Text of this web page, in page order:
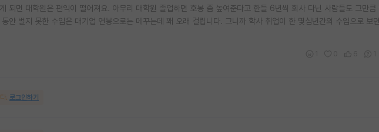
되면 대학원은 편익이 떨어져요. 아무리 대학원 졸업하면 호봉 좀 높여준다고 한들 6년씩 회사 다닌 사람들도 그만큼
안 벌지 못한 수입은 대기업 연봉으로는 메꾸는데 꽤 오래 걸립니다. 그니까 학사 취업이 한 몇십년간의 수입으로 보
. 로그인하기